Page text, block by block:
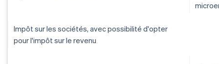
Impôt sur les sociétés, avec possibilité d'opter
pour l'impôt sur le revenu